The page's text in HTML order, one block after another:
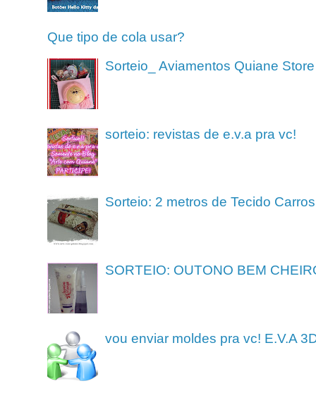
Que tipo de cola usar?
Sorteio_ Aviamentos Quiane Store
sorteio: revistas de e.v.a pra vc!
Sorteio: 2 metros de Tecido Carros
SORTEIO: OUTONO BEM
vou enviar moldes pra vc! E.V.A